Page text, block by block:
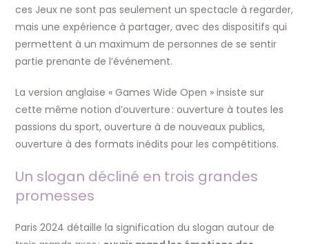
ces Jeux ne sont pas seulement un spectacle à regarder,
mais une expérience à partager, avec des dispositifs qui
permettent à un maximum de personnes de se sentir
partie prenante de l’événement.
La version anglaise « Games Wide Open » insiste sur
cette même notion d’ouverture : ouverture à toutes les
passions du sport, ouverture à de nouveaux publics,
ouverture à des formats inédits pour les compétitions.
Un slogan décliné en trois grandes
promesses
Paris 2024 détaille la signification du slogan autour de